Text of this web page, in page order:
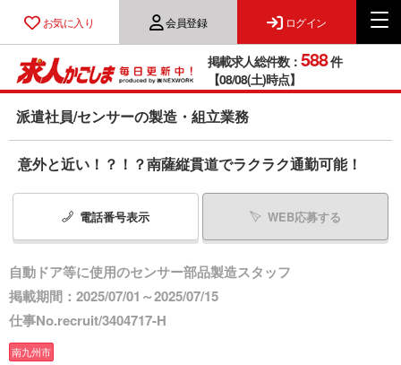
お気に入り 会員登録 ログイン
掲載求人総件数： 588件
【08/08(土)時点】
派遣社員/センサーの製造・組立業務
意外と近い！？！？南薩縦貫道でラクラク通勤可能！
電話番号表示 WEB応募する
自動ドア等に使用のセンサー部品製造スタッフ
掲載期間：2025/07/01～2025/07/15
仕事No.recruit/3404717-H
南九州市